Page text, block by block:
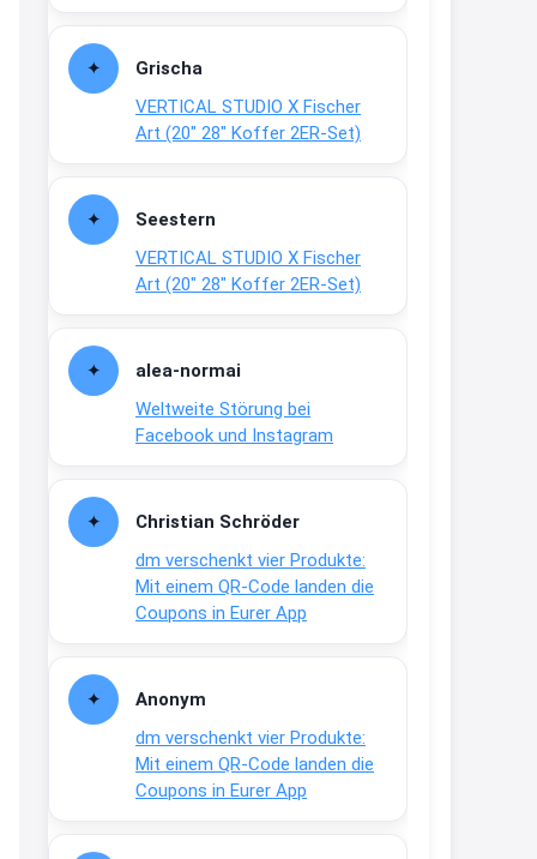
Grischa
VERTICAL STUDIO X Fischer
Art (20″ 28″ Koffer 2ER-Set)
Seestern
VERTICAL STUDIO X Fischer
Art (20″ 28″ Koffer 2ER-Set)
alea-normai
Weltweite Störung bei
Facebook und Instagram
Christian Schröder
dm verschenkt vier Produkte:
Mit einem QR-Code landen die
Coupons in Eurer App
Anonym
dm verschenkt vier Produkte:
Mit einem QR-Code landen die
Coupons in Eurer App
dich zu sehen, alles gut?
15:01
An 01.08. / Sensodyne Rabatt 3€
/ max. 15.000www.erlebe-
↩
www.meineapotheke.de/
2:19
↩
Joachim
www.linda.de/vorteile/coupons/...
2:21
↩